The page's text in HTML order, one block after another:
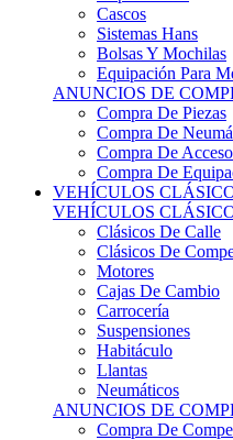
Cascos
Sistemas Hans
Bolsas Y Mochilas
Equipación Para
ANUNCIOS DE
Compra De Piezas
Compra De
Compra De
Compra De
VEHÍCULOS
VEHÍCULOS
Clásicos De Calle
Clásicos De
Motores
Cajas De Cambio
Carrocería
Suspensiones
Habitáculo
Llantas
Neumáticos
ANUNCIOS DE
Compra De